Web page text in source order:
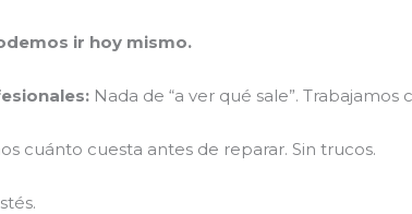
ir hoy mismo.
Nada de “a ver qué sale”.
cuánto cuesta antes de reparar. Sin trucos.